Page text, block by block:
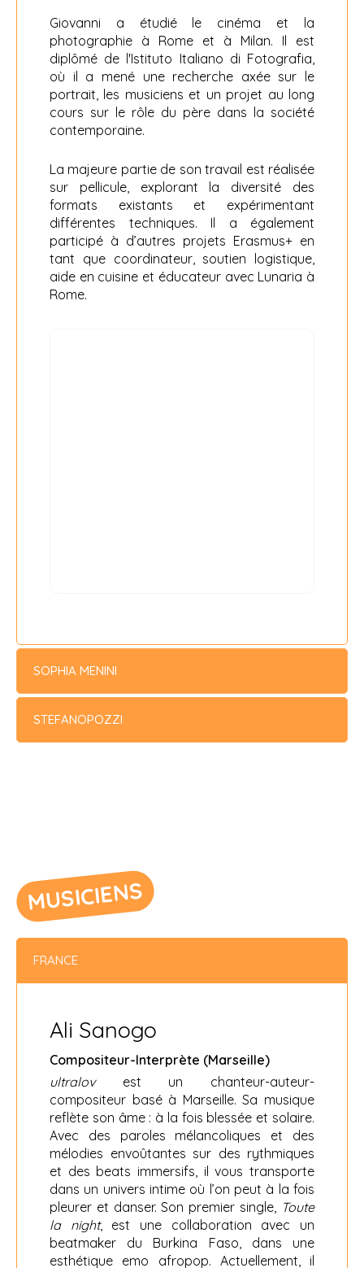
Giovanni a étudié le cinéma et la
photographie à Rome et à Milan. Il est
diplômé de l'Istituto Italiano di Fotografia,
où il a mené une recherche axée sur le
portrait, les musiciens et un projet au long
cours sur le rôle du père dans la société
contemporaine.
La majeure partie de son travail est réalisée
sur pellicule, explorant la diversité des
formats existants et expérimentant
différentes techniques. Il a également
participé à d’autres projets Erasmus+ en
tant que coordinateur, soutien logistique,
aide en cuisine et éducateur avec Lunaria à
Rome.
SOPHIA MENINI
STEFANOPOZZI
MUSICIENS
FRANCE
Ali Sanogo
Compositeur-Interprète (Marseille)
ultralovest un chanteur-auteur-
compositeur basé à Marseille. Sa musique
reflète son âme : à la fois blessée et solaire.
Avec des paroles mélancoliques et des
mélodies envoûtantes sur des rythmiques
et des beats immersifs, il vous transporte
dans un univers intime où l’on peut à la fois
pleurer et danser. Son premier single, Toute
la night, est une collaboration avec un
beatmaker du Burkina Faso, dans une
esthétique emo afropop. Actuellement, il